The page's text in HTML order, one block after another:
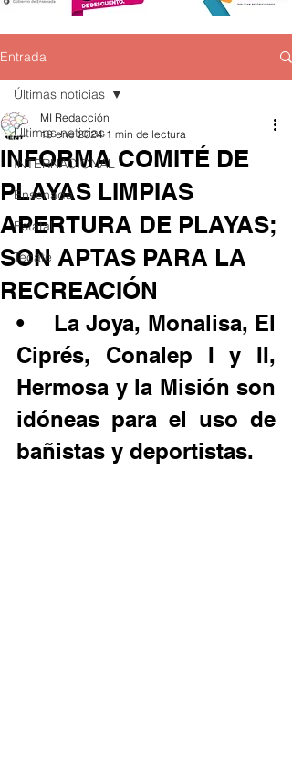
Entrada
Últimas noticias
INTERNACIONAL
Ensenada
Estatal
Tecate
Últimas noticias
INFORMA COMITÉ DE
PLAYAS LIMPIAS
APERTURA DE PLAYAS;
SON APTAS PARA LA
RECREACIÓN
MI Redacción
19 ene 2024 1 min de lectura
•	La Joya, Monalisa, El
Ciprés, Conalep I y II,
Hermosa y la Misión son
idóneas para el uso de
bañistas y deportistas.